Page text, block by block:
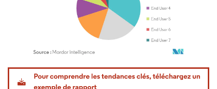
Image © Mordor Intelligence. La réutilisation nécessite une attribution sous CC BY